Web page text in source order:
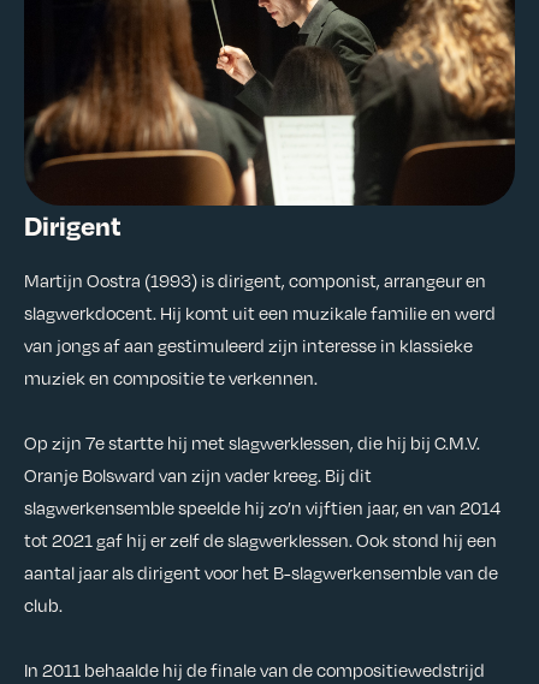
Dirigent
Martijn Oostra (1993) is dirigent, componist, arrangeur en
slagwerkdocent. Hij komt uit een muzikale familie en werd
van jongs af aan gestimuleerd zijn interesse in klassieke
muziek en compositie te verkennen.
Op zijn 7e startte hij met slagwerklessen, die hij bij C.M.V.
Oranje Bolsward van zijn vader kreeg. Bij dit
slagwerkensemble speelde hij zo’n vijftien jaar, en van 2014
tot 2021 gaf hij er zelf de slagwerklessen. Ook stond hij een
aantal jaar als dirigent voor het B-slagwerkensemble van de
club.
In 2011 behaalde hij de finale van de compositiewedstrijd